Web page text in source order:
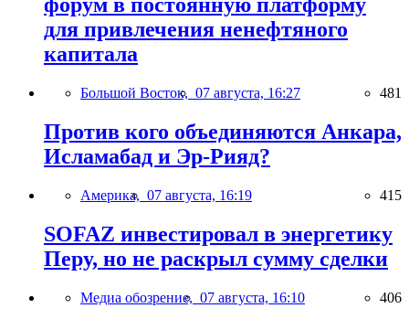
форум в постоянную платформу
для привлечения ненефтяного
капитала
Большой Восток, 07 августа, 16:27 481
Против кого объединяются Анкара,
Исламабад и Эр-Рияд?
Америка, 07 августа, 16:19 415
SOFAZ инвестировал в энергетику
Перу, но не раскрыл сумму сделки
Медиа обозрение, 07 августа, 16:10 406